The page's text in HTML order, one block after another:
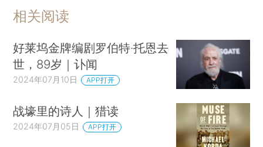
相关阅读
好莱坞金牌编剧罗伯特·托恩去
世，89岁｜讣闻
2024年07月10日 APP打开
战壕里的诗人｜猎读
2024年07月05日 APP打开